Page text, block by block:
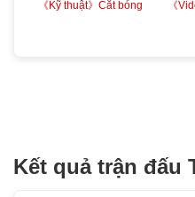
《Kỹ thuật》Cắt bóng
《
Kết quả trận đấu